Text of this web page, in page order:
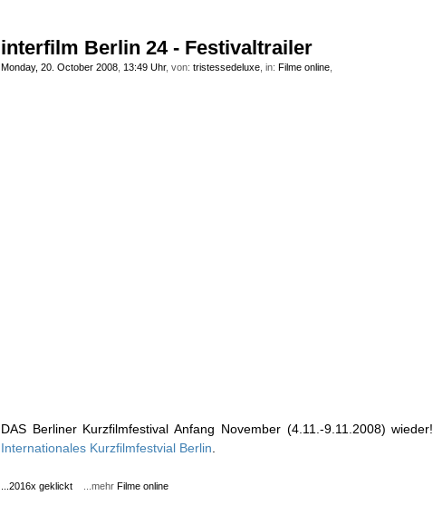
interfilm Berlin 24 - Festivaltrailer
Monday, 20. October 2008 13:49 Uhr, von: tristessedeluxe , in: Filme online
DAS Berliner Kurzfilmfestival Anfang November (4.11.-9.11.2008) wieder!
Internationales Kurzfilmfestvial Berlin
...2016x geklickt ...mehr Filme online